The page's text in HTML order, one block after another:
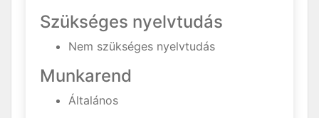
Szükséges nyelvtudás
Nem szükséges nyelvtudás
Munkarend
Általános